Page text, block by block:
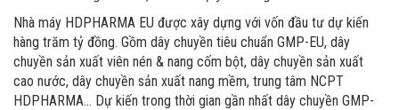
Nhà máy HDPHARMA EU được xây dựng với vốn đầu tư dự kiến
hàng trăm tỷ đồng. Gồm dây chuyền tiêu chuẩn GMP-EU, dây
chuyền sản xuất viên nén & nang cốm bột, dây chuyền sản xuất
cao nước, dây chuyền sản xuất nang mềm, trung tâm NCPT
HDPHARMA… Dự kiến trong thời gian gần nhất dây chuyền GMP-